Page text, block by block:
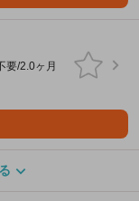
要/2.0ヶ月